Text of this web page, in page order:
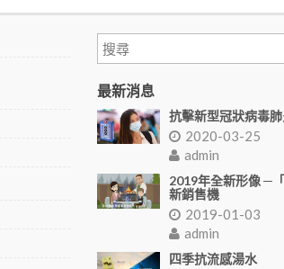
最新消息
抗擊新型冠狀病毒
2020-03-25
admin
2019年全新形像 ─「
新銷售機
2019-01-03
admin
四季抗流感湯水